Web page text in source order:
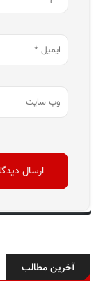
آخرین مطالب